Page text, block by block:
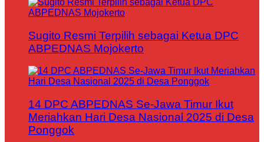
Sugito Resmi Terpilih sebagai Ketua DPC
ABPEDNAS Mojokerto
14 DPC ABPEDNAS Se-Jawa Timur Ikut
Meriahkan Hari Desa Nasional 2025 di Desa
Ponggok